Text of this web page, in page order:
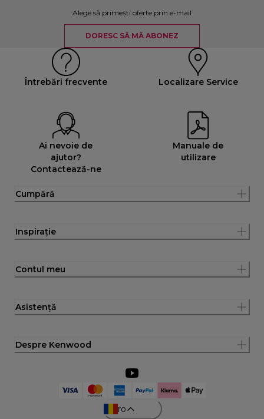
Alege să primești oferte prin e-mail
DORESC SĂ MĂ ABONEZ
Întrebări frecvente Localizare Service
Ai nevoie de
ajutor?
Contactează-ne
Manuale de
utilizare
Cumpără
Inspirație
Contul meu
Asistență
Despre Kenwood
ro